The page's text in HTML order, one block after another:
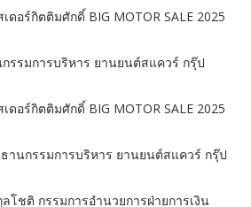
อร์กิตติมศักดิ์ BIG MOTOR SALE 2025
รรมการบริหาร ยานยนต์สแควร์ กรุ๊ป
อร์กิตติมศักดิ์ BIG MOTOR SALE 2025
านกรรมการบริหาร ยานยนต์สแควร์ กรุ๊ป
โชติ กรรมการอำนวยการฝ่ายการเงิน